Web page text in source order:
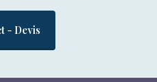
- Devis